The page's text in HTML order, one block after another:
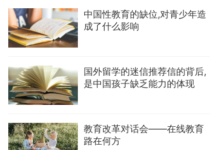
中国性教育的缺位,对青少年造
成了什么影响
国外留学的迷信推荐信的背后,
是中国孩子缺乏能力的体现
教育改革对话会——在线教育
路在何方